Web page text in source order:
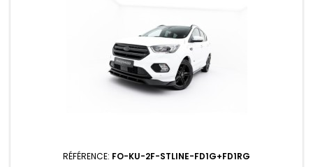
RÉFÉRENCE: FO-KU-2F-STLINE-FD1G+FD1RG